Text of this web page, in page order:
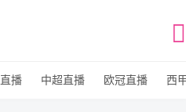
播 中超直播 欧冠直播 西